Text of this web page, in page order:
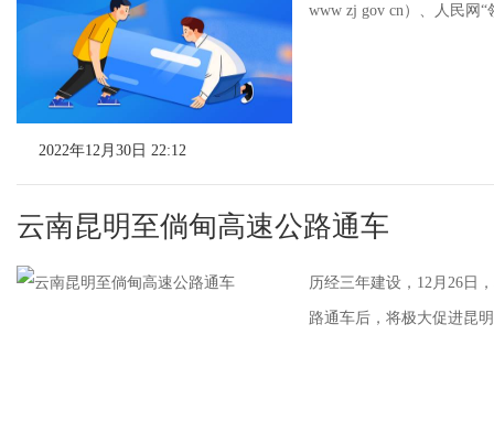
www zj gov cn）、人民网
2022年12月30日 22:12
云南昆明至倘甸高速公路通车
历经三年建设，12月26日
路通车后，将极大促进昆